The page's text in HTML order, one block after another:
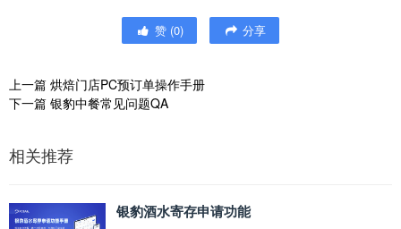
赞 (0) 分享
上一篇 烘焙门店PC预订单操作手册
下一篇 银豹中餐常见问题QA
相关推荐
银豹酒水寄存申请功能